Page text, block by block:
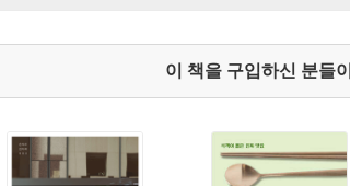
이 책을 구입하신 분들이